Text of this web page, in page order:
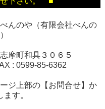
んのや（有限会社べんの
摩町和具３０６５
: 0599-85-6362
ジ上部の【お問合せ】か
す。